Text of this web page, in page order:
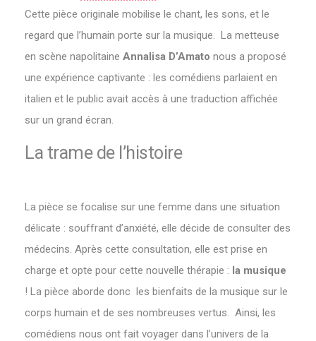
Cette pièce originale mobilise le chant, les sons, et le
regard que l’humain porte sur la musique. La metteuse
en scène napolitaine Annalisa D’Amato nous a proposé
une expérience captivante : les comédiens parlaient en
italien et le public avait accès à une traduction affichée
sur un grand écran.
La trame de l’histoire
La pièce se focalise sur une femme dans une situation
délicate : souffrant d’anxiété, elle décide de consulter des
médecins. Après cette consultation, elle est prise en
charge et opte pour cette nouvelle thérapie : la musique
! La pièce aborde donc les bienfaits de la musique sur le
corps humain et de ses nombreuses vertus. Ainsi, les
comédiens nous ont fait voyager dans l’univers de la